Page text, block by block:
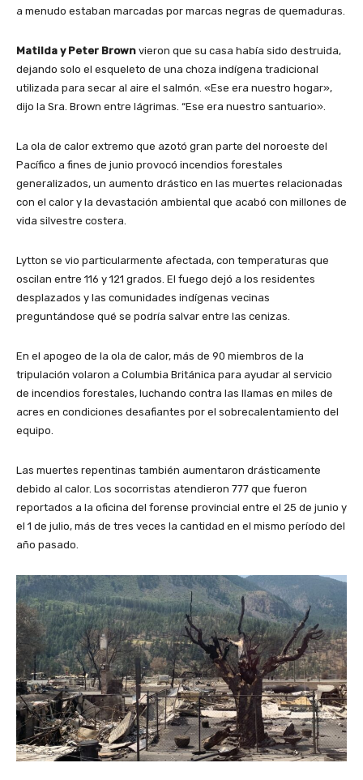
a menudo estaban marcadas por marcas negras de quemaduras.
Matilda y Peter Brown vieron que su casa había sido destruida,
dejando solo el esqueleto de una choza indígena tradicional
utilizada para secar al aire el salmón. «Ese era nuestro hogar»,
dijo la Sra. Brown entre lágrimas. “Ese era nuestro santuario».
La ola de calor extremo que azotó gran parte del noroeste del
Pacífico a fines de junio provocó incendios forestales
generalizados, un aumento drástico en las muertes relacionadas
con el calor y la devastación ambiental que acabó con millones de
vida silvestre costera.
Lytton se vio particularmente afectada, con temperaturas que
oscilan entre 116 y 121 grados. El fuego dejó a los residentes
desplazados y las comunidades indígenas vecinas
preguntándose qué se podría salvar entre las cenizas.
En el apogeo de la ola de calor, más de 90 miembros de la
tripulación volaron a Columbia Británica para ayudar al servicio
de incendios forestales, luchando contra las llamas en miles de
acres en condiciones desafiantes por el sobrecalentamiento del
equipo.
Las muertes repentinas también aumentaron drásticamente
debido al calor. Los socorristas atendieron 777 que fueron
reportados a la oficina del forense provincial entre el 25 de junio y
el 1 de julio, más de tres veces la cantidad en el mismo período del
año pasado.